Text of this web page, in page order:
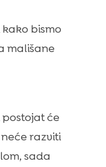
bismo
mališane
će
razviti
sada